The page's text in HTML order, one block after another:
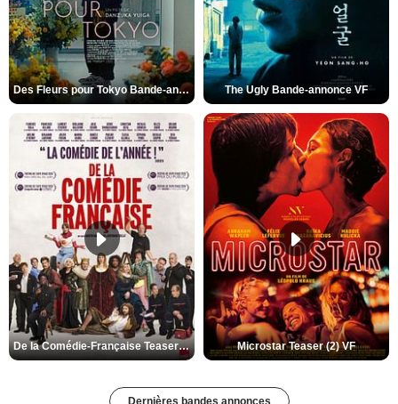
Des Fleurs pour Tokyo Bande-annonce VO STFR The Ugly Bande-annonce VF
De la Comédie-Française Teaser (3) VF Microstar Teaser (2) VF
Dernières bandes annonces